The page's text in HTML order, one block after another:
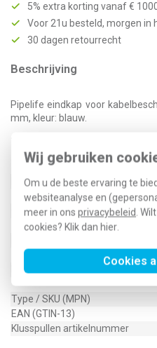
Wij gebruiken
Om u de beste ervaring te
websiteanalyse en
meer in ons privacybeleid .
cookies? Klik dan hier
Cookies
5% extra korting vanaf €
Voor 21u besteld, morgen in
30 dagen retourrecht
Beschrijving
Pipelife eindkap voor
mm, kleur: blauw.
Specificatie
Buitendiameter
Halogeenvrij
Oppervlaktebescherming
Materiaal
Oppervlakte gepolijst
Met afdichtingsring
Type / SKU (MPN)
EAN (GTIN-13)
Klusspullen artikelnummer